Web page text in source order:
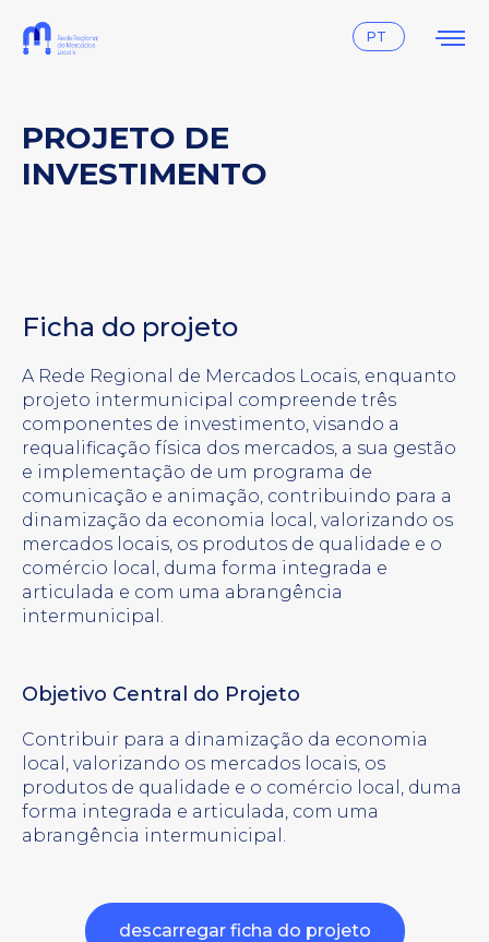
PT
PROJETO DE
INVESTIMENTO
Ficha do projeto
A Rede Regional de Mercados Locais, enquanto
projeto intermunicipal compreende três
componentes de investimento, visando a
requalificação física dos mercados, a sua gestão
e implementação de um programa de
comunicação e animação, contribuindo para a
dinamização da economia local, valorizando os
mercados locais, os produtos de qualidade e o
comércio local, duma forma integrada e
articulada e com uma abrangência
intermunicipal.
Objetivo Central do Projeto
Contribuir para a dinamização da economia
local, valorizando os mercados locais, os
produtos de qualidade e o comércio local, duma
forma integrada e articulada, com uma
abrangência intermunicipal.
descarregar ficha do projeto